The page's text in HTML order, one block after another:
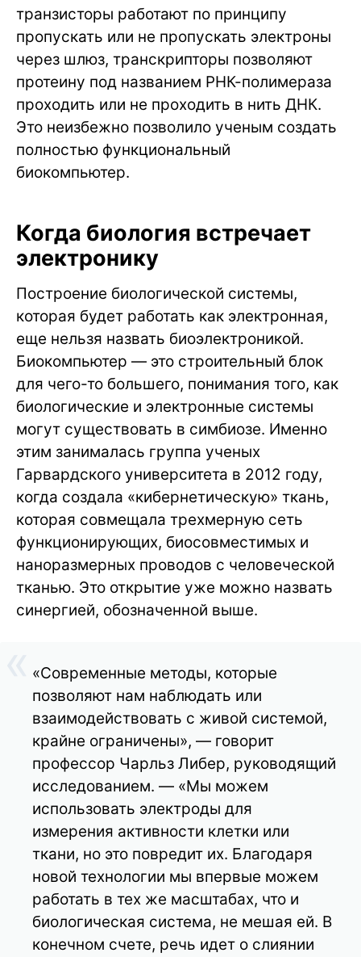
транзисторы работают по принципу
пропускать или не пропускать электроны
через шлюз, транскрипторы позволяют
протеину под названием РНК-полимераза
проходить или не проходить в нить ДНК.
Это неизбежно позволило ученым создать
полностью функциональный
биокомпьютер.
Когда биология встречает
электронику
Построение биологической системы,
которая будет работать как электронная,
еще нельзя назвать биоэлектроникой.
Биокомпьютер — это строительный блок
для чего-то большего, понимания того, как
биологические и электронные системы
могут существовать в симбиозе. Именно
этим занималась группа ученых
Гарвардского университета в 2012 году,
когда создала «кибернетическую» ткань,
которая совмещала трехмерную сеть
функционирующих, биосовместимых и
наноразмерных проводов с человеческой
тканью. Это открытие уже можно назвать
синергией, обозначенной выше.
«Современные методы, которые
позволяют нам наблюдать или
взаимодействовать с живой системой,
крайне ограничены», — говорит
профессор Чарльз Либер, руководящий
исследованием. — «Мы можем
использовать электроды для
измерения активности клетки или
ткани, но это повредит их. Благодаря
новой технологии мы впервые можем
работать в тех же масштабах, что и
биологическая система, не мешая ей. В
конечном счете, речь идет о слиянии